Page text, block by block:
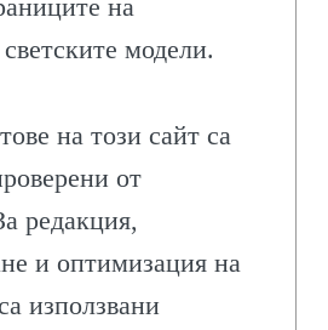
на
модели.
на този сайт са
от
редакция,
и оптимизация на
използвани